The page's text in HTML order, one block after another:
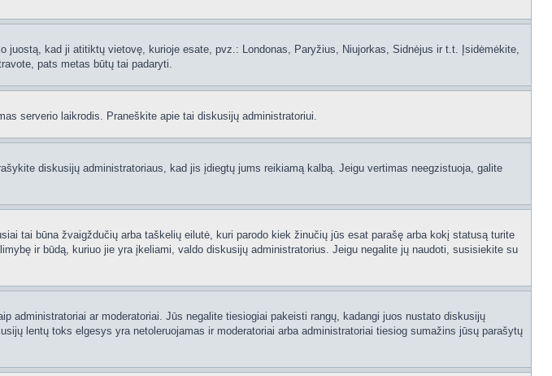
kad ji atitiktų vietovę, kurioje esate, pvz.: Londonas, Paryžius, Niujorkas, Sidnėjus ir t.t. Įsidėmėkite,
pats metas būtų tai padaryti.
serverio laikrodis. Praneškite apie tai diskusijų administratoriui.
diskusijų administratoriaus, kad jis įdiegtų jums reikiamą kalbą. Jeigu vertimas neegzistuoja, galite
tai būna žvaigždučių arba taškelių eilutė, kuri parodo kiek žinučių jūs esat parašę arba kokį statusą turite
ir būdą, kuriuo jie yra įkeliami, valdo diskusijų administratorius. Jeigu negalite jų naudoti, susisiekite su
administratoriai ar moderatoriai. Jūs negalite tiesiogiai pakeisti rangų, kadangi juos nustato diskusijų
lentų toks elgesys yra netoleruojamas ir moderatoriai arba administratoriai tiesiog sumažins jūsų parašytų